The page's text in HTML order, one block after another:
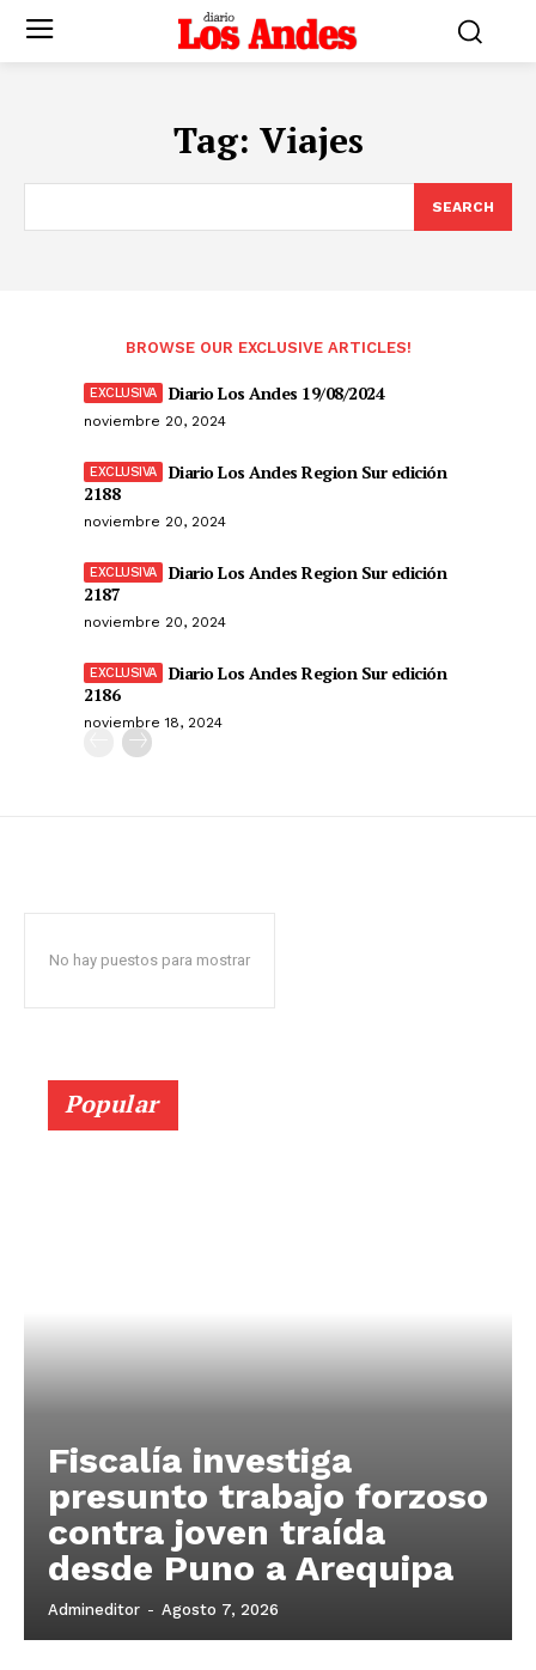
Tag: Viajes
SEARCH
BROWSE OUR EXCLUSIVE ARTICLES!
Diario Los Andes 19/08/2024
noviembre 20, 2024
Diario Los Andes Region Sur edición
2188
noviembre 20, 2024
Diario Los Andes Region Sur edición
2187
noviembre 20, 2024
Diario Los Andes Region Sur edición
2186
noviembre 18, 2024
No hay puestos para mostrar
Popular
Fiscalía investiga
presunto trabajo forzoso
contra joven traída
desde Puno a Arequipa
Admineditor - Agosto 7, 2026